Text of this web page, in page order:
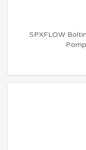
SPXFLOW